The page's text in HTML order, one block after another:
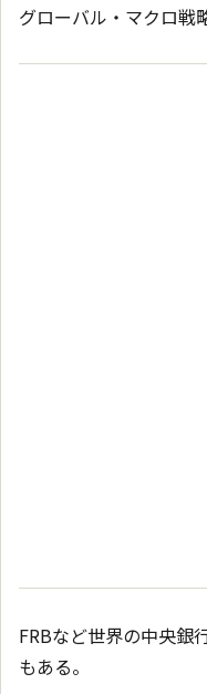
グローバル・マクロ戦
FRBなど世界の中央銀
もある。